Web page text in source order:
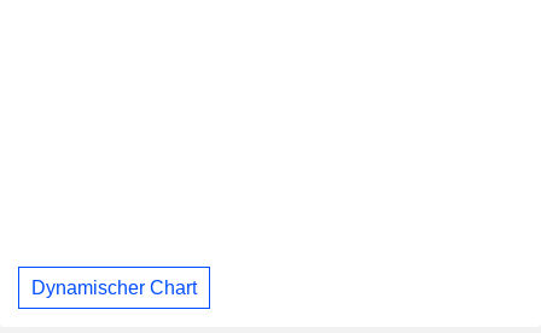
Dynamischer Chart